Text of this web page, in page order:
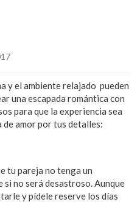
y el ambiente relajado pueden
una escapada romántica con
para que la experiencia sea
amor por tus detalles:
tu pareja no tenga un
no será desastroso. Aunque
y pídele reserve los días